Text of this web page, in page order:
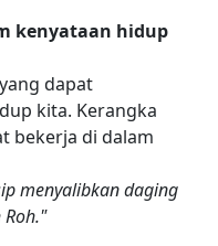
kenyataan hidup
dapat
kita. Kerangka
bekerja di dalam
menyalibkan daging